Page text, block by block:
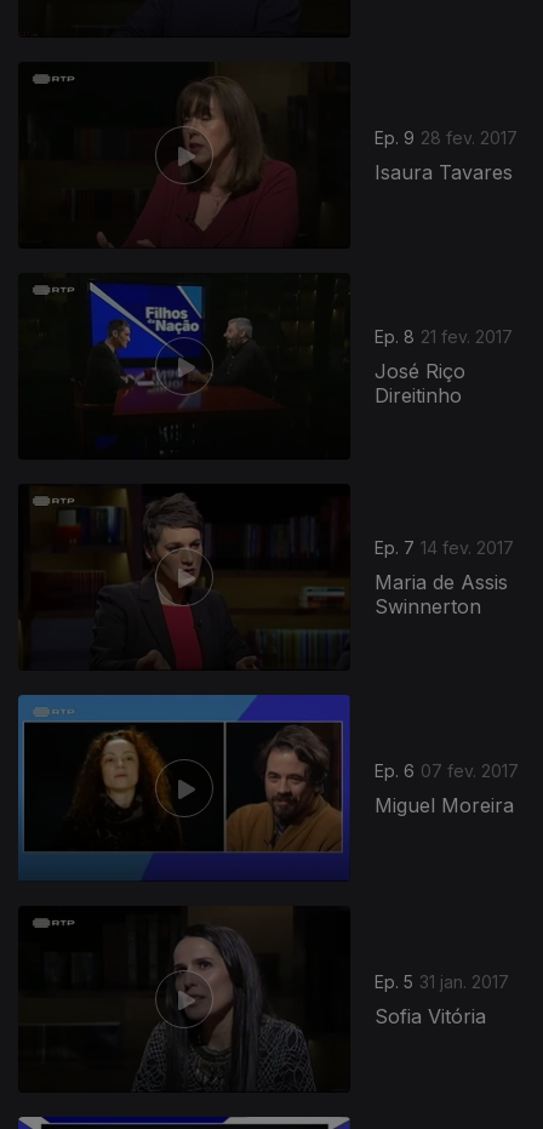
Ep. 9 28 fev. 2017
Isaura Tavares
Ep. 8 21 fev. 2017
José Riço
Direitinho
Ep. 7 14 fev. 2017
Maria de Assis
Swinnerton
Ep. 6 07 fev. 2017
Miguel Moreira
Ep. 5 31 jan. 2017
Sofia Vitória
270152